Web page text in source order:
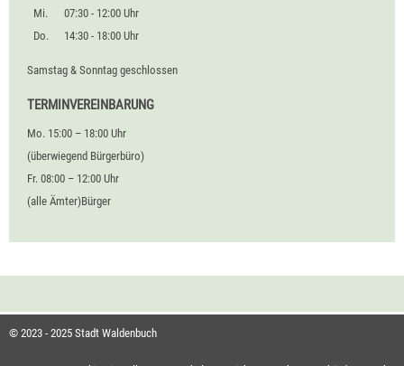
Mi.
07:30 - 12:00 Uhr
Do.
14:30 - 18:00 Uhr
Samstag & Sonntag geschlossen
TERMINVEREINBARUNG
Mo. 15:00 – 18:00 Uhr
(überwiegend Bürgerbüro)
Fr. 08:00 – 12:00 Uhr
(alle Ämter)Bürger
© 2023 - 2025 Stadt Waldenbuch